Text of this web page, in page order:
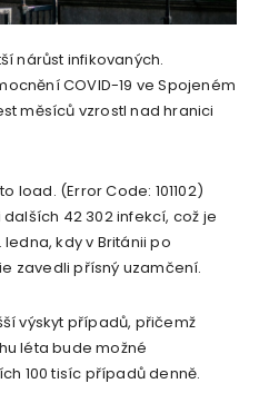
nárůst infikovaných.
COVID-19 ve Spojeném
měsíců vzrostl nad hranici
load. (Error Code: 101102)
42 302 infekcí, což je
kdy v Británii po
zavedli přísný uzamčení.
výskyt případů, přičemž
léta bude možné
100 tisíc případů denně.